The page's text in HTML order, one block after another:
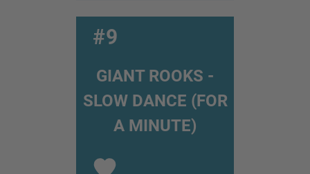
#9
GIANT ROOKS -
SLOW DANCE (FOR
A MINUTE)